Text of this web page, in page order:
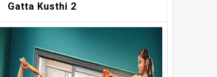
Gatta Kusthi 2